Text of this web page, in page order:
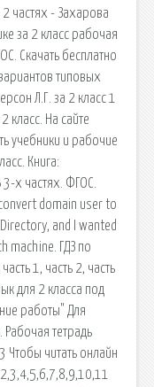
2 частях - Захарова
за 2 класс рабочая
Скачать бесплатно
типовых
Л.Г. за 2 класс 1
класс. На сайте
учебники и рабочие
Книга:
3-х частях. ФГОС.
domain user to
and I wanted
machine. ГДЗ по
1, часть 2, часть
для 2 класса под
работы" Для
тетрадь
Чтобы читать онлайн